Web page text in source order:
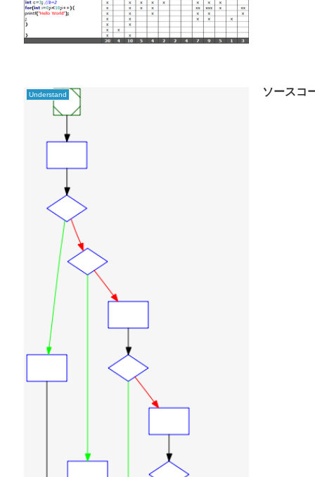
Understand ソースコ